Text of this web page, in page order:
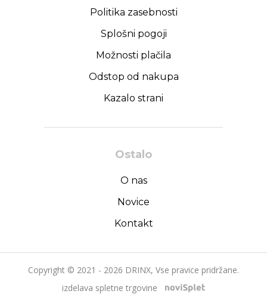
Politika zasebnosti
Splošni pogoji
Možnosti plačila
Odstop od nakupa
Kazalo strani
Ostalo
O nas
Novice
Kontakt
Copyright © 2021 - 2026 DRINX, Vse pravice pridržane.
izdelava spletne trgovine